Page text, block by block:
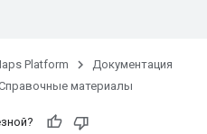
Platform
Документация
материалы